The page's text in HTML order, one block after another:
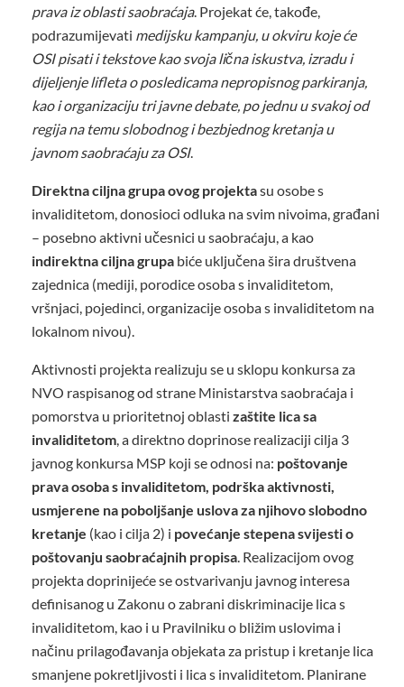
prava iz oblasti saobraćaja. Projekat će, takođe,
podrazumijevati medijsku kampanju, u okviru koje će
OSI pisati i tekstove kao svoja lična iskustva, izradu i
dijeljenje lifleta o posledicama nepropisnog parkiranja,
kao i organizaciju tri javne debate, po jednu u svakoj od
regija na temu slobodnog i bezbjednog kretanja u
javnom saobraćaju za OSI.
Direktna ciljna grupa ovog projektasu osobe s
invaliditetom, donosioci odluka na svim nivoima, građani
– posebno aktivni učesnici u saobraćaju, a kao
indirektna ciljna grupa biće uključena šira društvena
zajednica (mediji, porodice osoba s invaliditetom,
vršnjaci, pojedinci, organizacije osoba s invaliditetom na
lokalnom nivou).
Aktivnosti projekta realizuju se u sklopu konkursa za
NVO raspisanog od strane Ministarstva saobraćaja i
pomorstva u prioritetnoj oblasti zaštite lica sa
invaliditetom, a direktno doprinose realizaciji cilja 3
javnog konkursa MSP koji se odnosi na: poštovanje
prava osoba s invaliditetom, podrška aktivnosti,
usmjerene na poboljšanje uslova za njihovo slobodno
kretanje (kao i cilja 2) i povećanje stepena svijesti o
poštovanju saobraćajnih propisa. Realizacijom ovog
projekta doprinijeće se ostvarivanju javnog interesa
definisanog u Zakonu o zabrani diskriminacije lica s
invaliditetom, kao i u Pravilniku o bližim uslovima i
načinu prilagođavanja objekata za pristup i kretanje lica
smanjene pokretljivosti i lica s invaliditetom. Planirane